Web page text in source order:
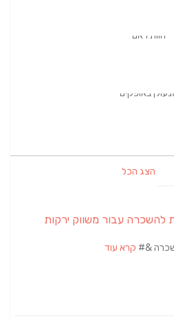
הצג הכל
להשכרה עבור משווק ירקות
&# קרא עוד